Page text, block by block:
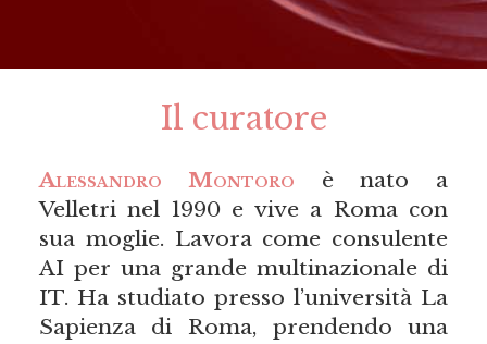
Il curatore
Alessandro Montoro è nato a
Velletri nel 1990 e vive a Roma con
sua moglie. Lavora come consulente
AI per una grande multinazionale di
IT. Ha studiato presso l’università La
Sapienza di Roma, prendendo una